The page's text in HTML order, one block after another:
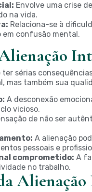
Envolve uma crise
na vida.
Relaciona-se à
em confusão mental.
sérias
mas também sua
A desconexão
vicioso.
de não ser
A alienação
pessoais e
comprometido: A
no trabalho.